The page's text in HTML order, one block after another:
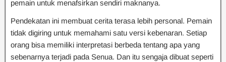
pemain untuk menafsirkan sendiri maknanya.
Pendekatan ini membuat cerita terasa lebih personal. Pemain
tidak digiring untuk memahami satu versi kebenaran. Setiap
orang bisa memiliki interpretasi berbeda tentang apa yang
sebenarnya terjadi pada Senua. Dan itu sengaja dibuat seperti